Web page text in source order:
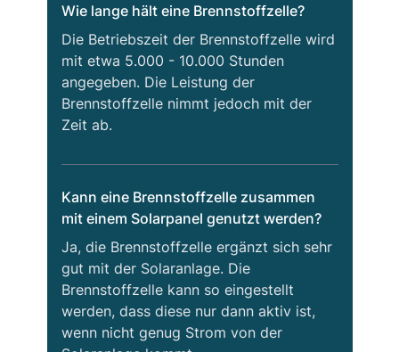
Wie lange hält eine Brennstoffzelle?
Die Betriebszeit der Brennstoffzelle wird
mit etwa 5.000 - 10.000 Stunden
angegeben. Die Leistung der
Brennstoffzelle nimmt jedoch mit der
Zeit ab.
Kann eine Brennstoffzelle zusammen
mit einem Solarpanel genutzt werden?
Ja, die Brennstoffzelle ergänzt sich sehr
gut mit der Solaranlage. Die
Brennstoffzelle kann so eingestellt
werden, dass diese nur dann aktiv ist,
wenn nicht genug Strom von der